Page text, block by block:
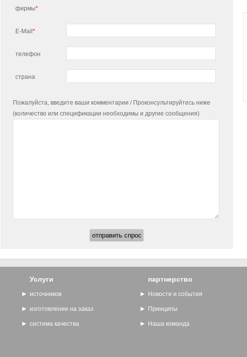
фирмы*
E-Mail *
телефон
страна
Пожалуйста, введите ваши комментарии / Проконсультируйтесь ниже
(количество или спецификации необходимы и другие сообщения)
Услуги
источников
изготовление на заказ
система качества
партнерство
Новости и события
Принципы
Наша команда